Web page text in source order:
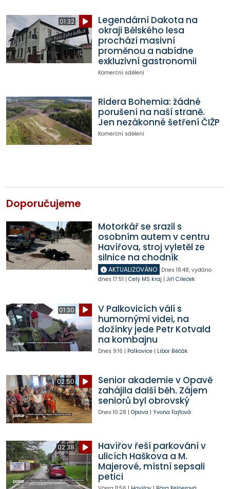
01:32
Legendární Dakota na
okraji Bělského lesa
prochází masivní
proměnou a nabídne
exkluzivní gastronomii
Komerční sdělení
Ridera Bohemia: žádné
porušení na naší straně.
Jen nezákonné šetření ČIŽP
Komerční sdělení
Doporučujeme
Motorkář se srazil s
osobním autem v centru
Havířova, stroj vyletěl ze
silnice na chodník
AKTUALIZOVÁNO Dnes 18:48, vydáno
dnes 17:51 | Celý MS kraj | Jiří Cileček
01:30
V Palkovicích válí s
humornými videi, na
dožínky jede Petr Kotvald
na kombajnu
Dnes 9:16 | Palkovice| Libor Běčák
02:50
Senior akademie v Opavě
zahájila další běh. Zájem
seniorů byl obrovský
Dnes 10:28 | Opava | Yvona Fajtová
02:38
Havířov řeší parkování v
ulicích Haškova a M.
Majerové, místní sepsali
petici